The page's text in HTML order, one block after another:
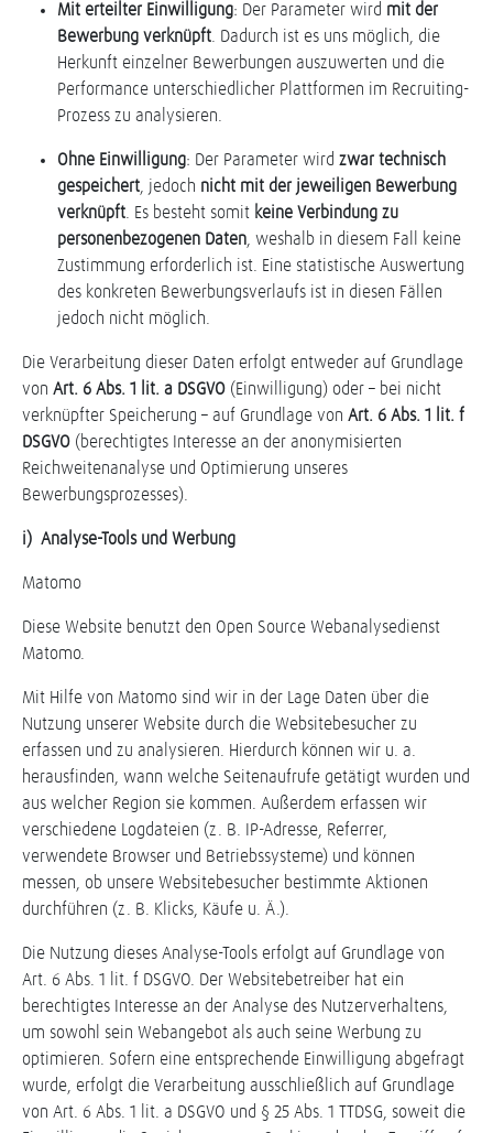
Mit erteilter Einwilligung: Der Parameter wird mit der
Bewerbung verknüpft. Dadurch ist es uns möglich, die
Herkunft einzelner Bewerbungen auszuwerten und die
Performance unterschiedlicher Plattformen im Recruiting-
Prozess zu analysieren.
Ohne Einwilligung: Der Parameter wird zwar technisch
gespeichert, jedoch nicht mit der jeweiligen Bewerbung
verknüpft. Es besteht somit keine Verbindung zu
personenbezogenen Daten, weshalb in diesem Fall keine
Zustimmung erforderlich ist. Eine statistische Auswertung
des konkreten Bewerbungsverlaufs ist in diesen Fällen
jedoch nicht möglich.
Die Verarbeitung dieser Daten erfolgt entweder auf Grundlage
von Art. 6 Abs. 1 lit. a DSGVO (Einwilligung) oder – bei nicht
verknüpfter Speicherung – auf Grundlage von Art. 6 Abs. 1 lit. f
DSGVO (berechtigtes Interesse an der anonymisierten
Reichweitenanalyse und Optimierung unseres
Bewerbungsprozesses).
i) Analyse-Tools und Werbung
Matomo
Diese Website benutzt den Open Source Webanalysedienst
Matomo.
Mit Hilfe von Matomo sind wir in der Lage Daten über die
Nutzung unserer Website durch die Websitebesucher zu
erfassen und zu analysieren. Hierdurch können wir u. a.
herausfinden, wann welche Seitenaufrufe getätigt wurden und
aus welcher Region sie kommen. Außerdem erfassen wir
verschiedene Logdateien (z. B. IP-Adresse, Referrer,
verwendete Browser und Betriebssysteme) und können
messen, ob unsere Websitebesucher bestimmte Aktionen
durchführen (z. B. Klicks, Käufe u. Ä.).
Die Nutzung dieses Analyse-Tools erfolgt auf Grundlage von
Art. 6 Abs. 1 lit. f DSGVO. Der Websitebetreiber hat ein
berechtigtes Interesse an der Analyse des Nutzerverhaltens,
um sowohl sein Webangebot als auch seine Werbung zu
optimieren. Sofern eine entsprechende Einwilligung abgefragt
wurde, erfolgt die Verarbeitung ausschließlich auf Grundlage
von Art. 6 Abs. 1 lit. a DSGVO und § 25 Abs. 1 TTDSG, soweit die